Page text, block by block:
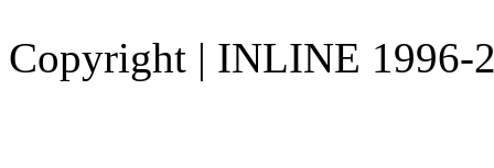
Copyright | INLINE 1996-